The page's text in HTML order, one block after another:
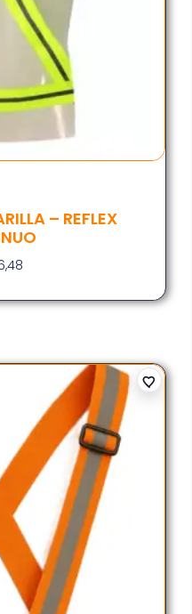
– REFLEX